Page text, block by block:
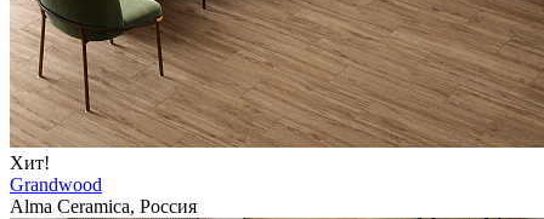
Хит!
Grandwood
Alma Ceramica, Россия